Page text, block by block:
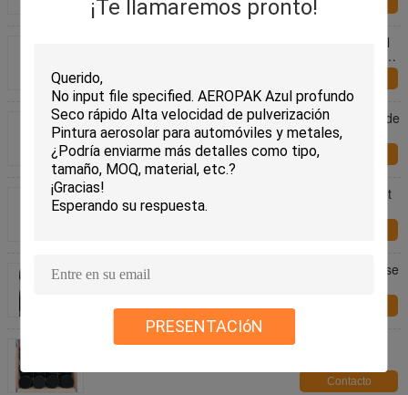
¡Te llamaremos pronto!
PRESENTACIóN
Limpiador de ruedas Productos para el cuidado del
automóvil Romove Polvo de frenos para todo tipo de
Productos más limpios del removedor de la rueda de
coche del freno de la rueda sin ácido del polvo
500ml Productos para el cuidado del automóvil Wet
Look Finish Untouchable Tire Shine Spray
VOC bajo Matte Peelable Rubber Spray Paint a base
de agua para el coche
Pintura de espray de goma a base de agua de
madera 400ml Contacto